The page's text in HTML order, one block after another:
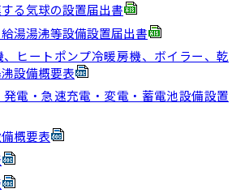
る気球の設置届出書
湯湯沸等設備設置届出書
ヒートポンプ冷暖房機、ボイラー、乾
設備概要表
電・急速充電・変電・蓄電池設備設置
概要表